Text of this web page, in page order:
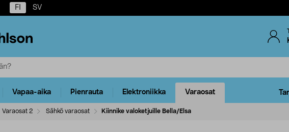
FI SV
Vapaa-aika Pienrauta Elektroniikka Varaosat
Varaosat 2 Sähkö varaosat Kiinnike valoketjuille Bella/Elsa